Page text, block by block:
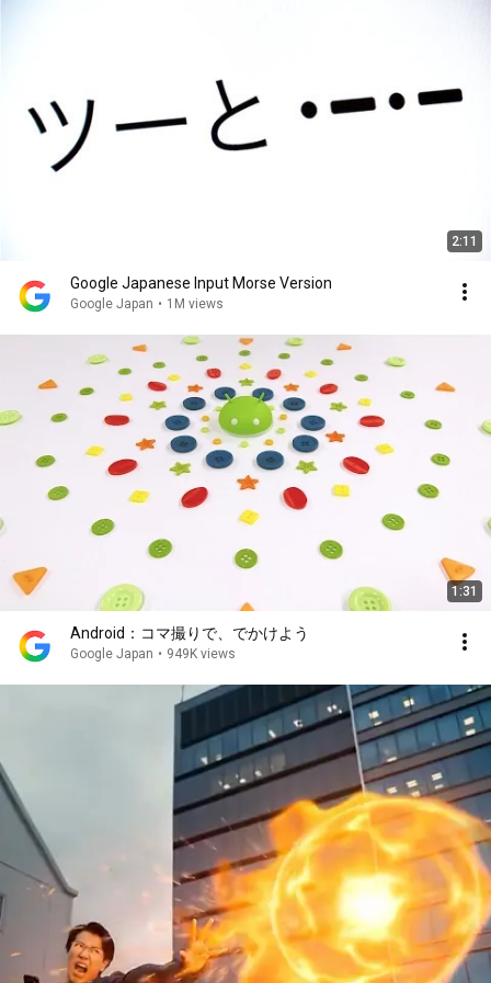
2:11
Google Japanese Input Morse Version
Google Japan • 1M views
1:31
Android：コマ撮りで、でかけよう
Google Japan • 949K views